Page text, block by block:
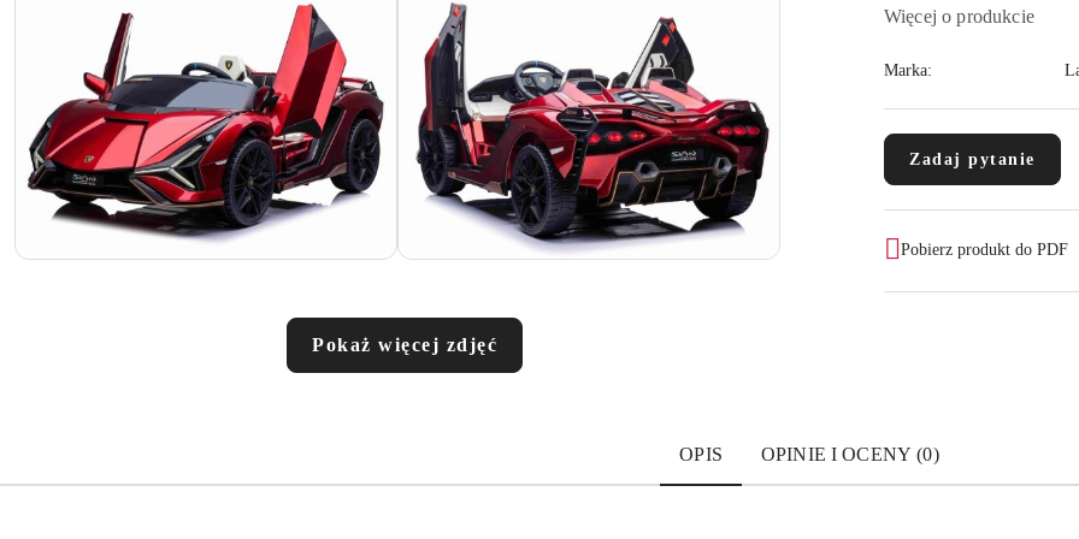
Pokaż więcej zdjęć
Więcej o produkcie
Marka:
Zadaj pytanie
Pobierz produkt do PDF
OPIS OPINIE I OCENY (0)